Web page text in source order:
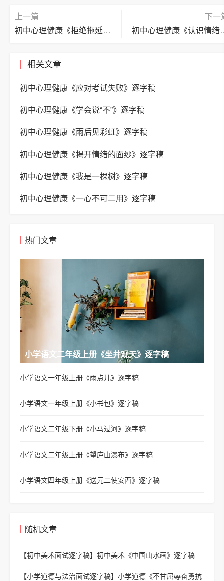
上一篇
初中心理健康《拒绝拖延》逐字稿
下一
初中心
相关文章
初中心理健康《应对考试失败》逐字稿
初中心理健康《学会说“不”》逐字稿
初中心理健康《雨后见彩虹》逐字稿
初中心理健康《揭开情绪的面纱》逐字稿
初中心理健康《我是一棵树》逐字稿
初中心理健康《一心不可二用》逐字稿
热门文章
小学语文二年级上册《坐井观天》逐字稿
小学语文一年级上册《雨点儿》逐字稿
小学语文一年级上册《小书包》逐字稿
小学语文二年级下册《小马过河》逐字稿
小学语文二年级上册《望庐山瀑布》逐字稿
小学语文四年级上册《送元二使安西》逐字稿
随机文章
【初中美术面试逐字稿】 初中美术《中国山水画》逐字稿
【小学道德与法治面试逐字稿】 小学道德《不甘屈辱奋勇抗